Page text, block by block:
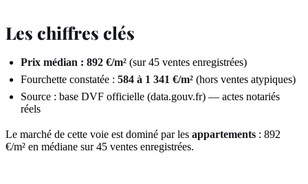
Les chiffres clés
Prix médian : 892 €/m² (sur 45 ventes enregistrées)
Fourchette constatée :584 à 1 341 €/m² (hors ventes atypiques)
Source : base DVF officielle (data.gouv.fr) — actes notariés
réels
Le marché de cette voie est dominé par les appartements : 892
€/m² en médiane sur 45 ventes enregistrées.